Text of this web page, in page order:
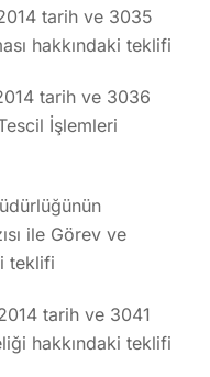
tarih ve 3035
hakkındaki teklifi
tarih ve 3036
İşlemleri
ile Görev ve
teklifi
tarih ve 3041
hakkındaki teklifi